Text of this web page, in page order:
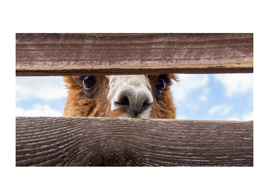
Kan gebeuren
22 mrt. 20262 min leestijd Betaald